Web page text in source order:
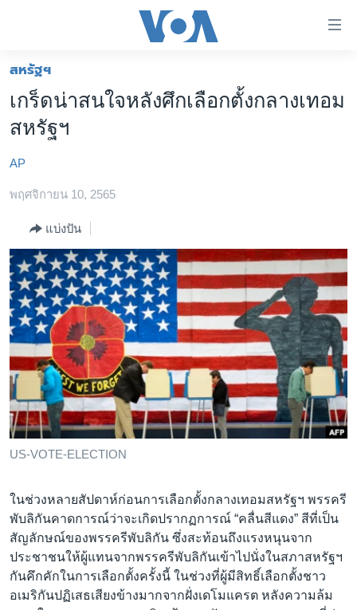
ต่อ
ไป
เนื้อหา
ข้าม
ไป
ข้าม
ไป
การ
ค้นหา
หน้าหลัก
โลก
เอเชีย
สหรัฐฯ
ไทย
ธุรกิจ
วิทยาศาสตร์
สังคมและสุขภาพ
ไลฟ์สไตล์
ตรวจสอบข่าว
เรียนรู้ภาษาอังกฤษ
พอดคาสต์
ติดตามเรา
เลือกภาษา
สหรัฐฯ
เกร็ดน่าสนใจหลังศึกเลือกตั้งกลางเทอม
สหรัฐฯ
AP
พฤศจิกายน 10, 2565
แบ่งปัน
US-VOTE-ELECTION
ในช่วงหลายสัปดาห์ก่อนการเลือกตั้งกลางเทอมสหรัฐฯ พรรครี
พับลิกันคาดการณ์ว่าจะเกิดปรากฏการณ์ “คลื่นสีแดง” สีที่เป็น
สัญลักษณ์ของพรรครีพับลิกัน ซึ่งสะท้อนถึงแรงหนุนจาก
ประชาชนให้ผู้แทนจากพรรครีพับลิกันเข้าไปนั่งในสภาสหรัฐฯ
กันคึกคักในการเลือกตั้งครั้งนี้ ในช่วงที่ผู้มีสิทธิ์เลือกตั้งชาว
อเมริกันปฏิเสธเสียงข้างมากจากฝั่งเดโมแครต หลังความล้ม